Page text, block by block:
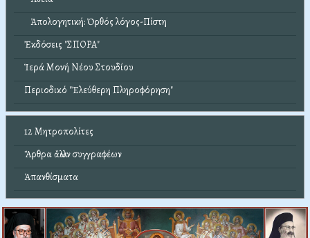
Ἀπολογητική: Ὀρθός λόγος-Πίστη
Ἐκδόσεις "ΣΠΟΡΑ"
Ἱερά Μονή Νέου Στουδίου
Περιοδικό "Ἐλεύθερη Πληροφόρηση"
12 Μητροπολίτες
Ἄρθρα ἄλλων συγγραφέων
Ἀπανθίσματα